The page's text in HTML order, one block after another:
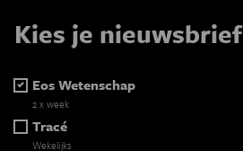
Kies je nieuwsbrief
Eos Wetenschap
2 x week
Tracé
Wekelijks